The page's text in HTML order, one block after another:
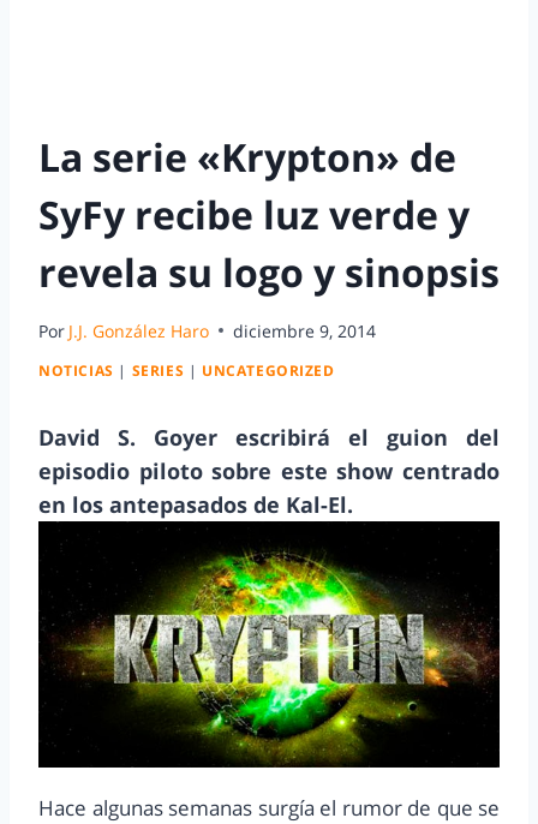
La serie «Krypton» de
SyFy recibe luz verde y
revela su logo y sinopsis
Por J.J. González Haro diciembre 9, 2014
NOTICIAS | SERIES | UNCATEGORIZED
David S. Goyer escribirá el guion del
episodio piloto sobre este show centrado
en los antepasados de Kal-El.
Hace algunas semanas surgía el rumor de que se